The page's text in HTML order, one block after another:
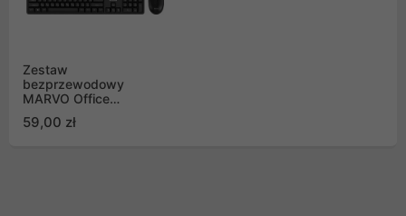
Zestaw
bezprzewodowy
MARVO Office
WS005 BK
59,00 zł